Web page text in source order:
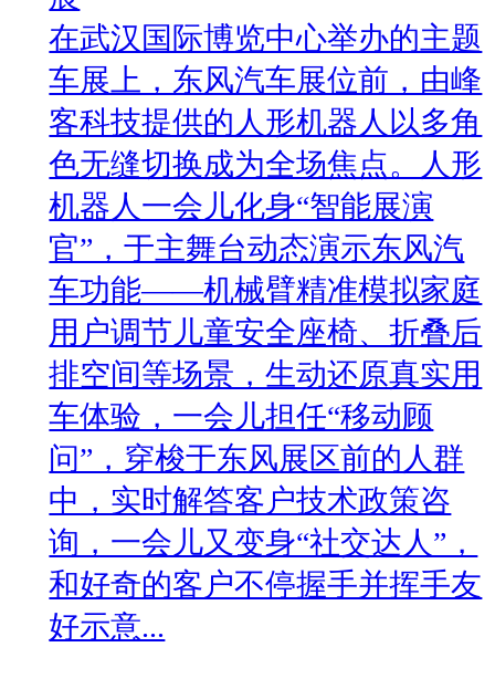
在武汉国际博览中心举办的主题
车展上，东风汽车展位前，由峰
客科技提供的人形机器人以多角
色无缝切换成为全场焦点。人形
机器人一会儿化身“智能展演
官”，于主舞台动态演示东风汽
车功能——机械臂精准模拟家庭
用户调节儿童安全座椅、折叠后
排空间等场景，生动还原真实用
车体验，一会儿担任“移动顾
问”，穿梭于东风展区前的人群
中，实时解答客户技术政策咨
询，一会儿又变身“社交达人”，
和好奇的客户不停握手并挥手友
好示意...